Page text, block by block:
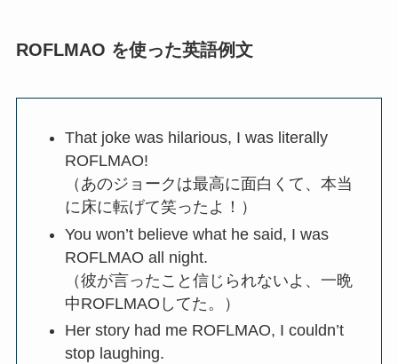
ROFLMAO を使った英語例文
That joke was hilarious, I was literally
ROFLMAO!
（あのジョークは最高に面白くて、本当
に床に転げて笑ったよ！）
You won’t believe what he said, I was
ROFLMAO all night.
（彼が言ったこと信じられないよ、一晩
中ROFLMAOしてた。）
Her story had me ROFLMAO, I couldn’t
stop laughing.